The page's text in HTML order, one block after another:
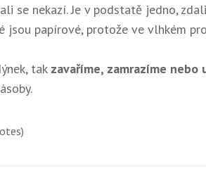
se nekazí. Je v podstatě jedno,
jsou papírové, protože ve vlhkém
tak zavaříme, zamrazíme nebo